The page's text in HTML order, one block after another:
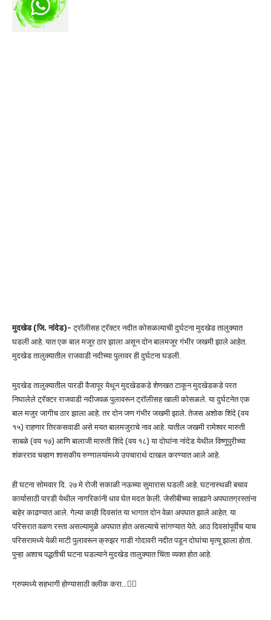
मुदखेड (जि. नांदेड)- ट्रॉलीसह ट्रॅक्टर नदीत कोसळल्याची दुर्घटना मुदखेड तालुक्यात
घडली आहे. यात एक बाल मजूर ठार झाला असून दोन बालमजूर गंभीर जखमी झाले आहेत.
मुदखेड तालुक्यातील राजवाडी नदीच्या पुलावर ही दुर्घटना घडली.
मुदखेड तालुक्यातील पारडी वैजापूर येथून मुदखेडकडे शेणखत टाकून मुदखेडकडे परत
निघालेले ट्रॅक्टर राजवाडी नदीजवळ पुलावरून ट्रॉलीसह खाली कोसळले. या दुर्घटनेत एक
बाल मजुर जागीच ठार झाला आहे. तर दोन जण गंभीर जखमी झाले. तेजस अशोक शिंदे (वय
१५) राहणार तिरकसवाडी असे मयत बालमजुराचे नाव आहे. यातील जखमी रामेश्वर मारुती
साबळे (वय १७) आणि बालाजी मारुती शिंदे (वय १८) या दोघांना नांदेड येथील विष्णुपुरीच्या
शंकरराव चव्हाण शासकीय रुग्णालयांमध्ये उपचारार्थ दाखल करण्यात आले आहे.
ही घटना सोमवार दि. २७ मे रोजी सकाळी नऊच्या सुमारास घडली आहे. घटनास्थळी बचाव
कार्यासाठी पारडी येथील नागरिकांनी धाव घेत मदत केली. जेसीबीच्या साह्याने अपघातग्रस्तांना
बाहेर काढण्यात आले. गेल्या काही दिवसांत या भागात दोन वेळा अपघात झाले आहेत. या
परिसरात वळण रस्ता असल्यामुळे अपघात होत असल्याचे सांगण्यात येते. आठ दिवसांपूर्वीच याच
परिसरामध्ये येळी माटी पुलावरून क्रुझर गाडी गोदावरी नदीत पडून दोघांचा मृत्यू झाला होता.
पुन्हा अशाच पद्धतीची घटना घडल्याने मुदखेड तालुक्यात चिंता व्यक्त होत आहे.
ग्रुपमध्ये सहभागी होण्यासाठी क्लीक करा…👆🏻